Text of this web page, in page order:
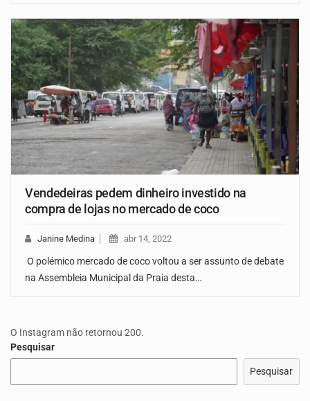
Vendedeiras pedem dinheiro investido na
compra de lojas no mercado de coco
Janine Medina abr 14, 2022
O polémico mercado de coco voltou a ser assunto de debate
na Assembleia Municipal da Praia desta…
O Instagram não retornou 200.
Pesquisar
Pesquisar